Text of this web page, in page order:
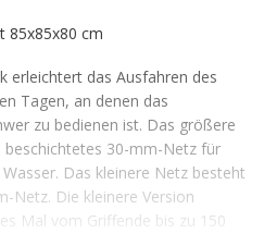
85x85x80 cm
erleichtert das Ausfahren des
Tagen, an denen das
zu bedienen ist. Das größere
30-mm-Netz für
Das kleinere Netz besteht
Netz. Die kleinere Version
Mal vom Griffende bis zu 150